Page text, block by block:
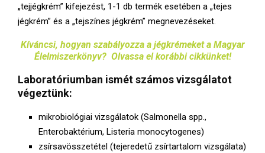
„tejjégkrém” kifejezést, 1-1 db termék esetében a „tejes
jégkrém” és a „tejszínes jégkrém” megnevezéseket.
Kíváncsi, hogyan szabályozza a jégkrémeket a Magyar
Élelmiszerkönyv? Olvassa el korábbi cikkünket!
Laboratóriumban ismét számos vizsgálatot
végeztünk:
mikrobiológiai vizsgálatok (Salmonella spp.,
Enterobaktérium, Listeria monocytogenes)
zsírsavösszetétel (tejeredetű zsírtartalom vizsgálata)